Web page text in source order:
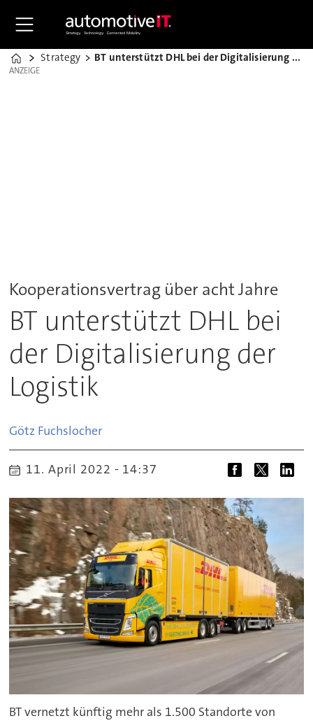
Home
Strategy BT unterstützt DHL bei der Digitalisierung der Logistik
ANZEIGE
ANZEIGE
Kooperationsvertrag über acht Jahre
BT unterstützt DHL bei
der Digitalisierung der
Logistik
Götz Fuchslocher
11. April 2022 - 14:37
BT vernetzt künftig mehr als 1.500 Standorte von